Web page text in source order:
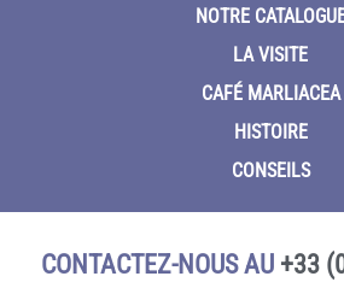
NOTRE
LA VISITE
CAFÉ MARLIACEA
HISTOIRE
CONSEILS
CONTACTEZ-NOUS AU +33